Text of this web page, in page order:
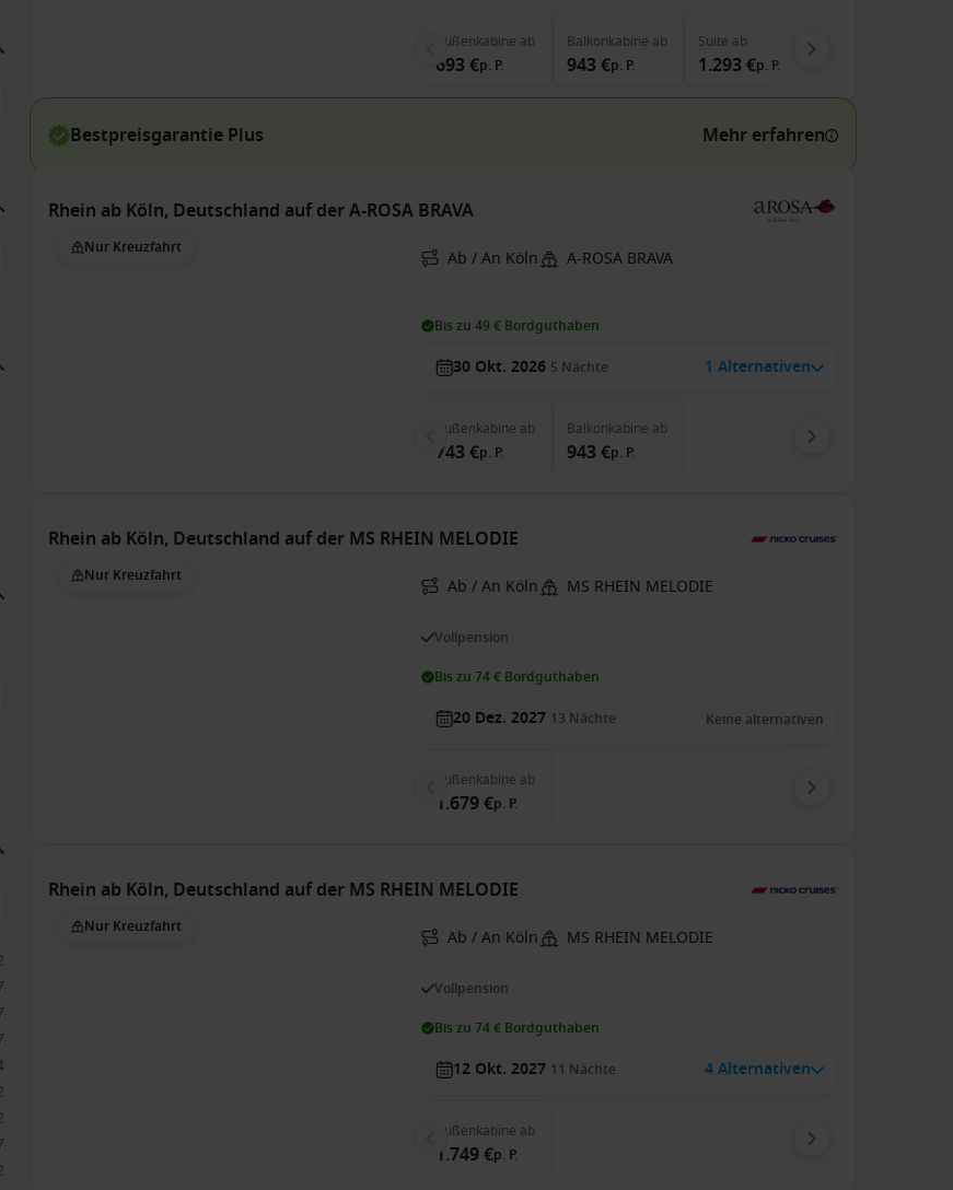
Außenkabine ab
693 €p. P.
Balkonkabine ab
943 €p. P.
Suite ab
1.293 €p. P.
Bestpreisgarantie Plus Mehr erfahren
Rhein ab Köln, Deutschland auf der A-ROSA BRAVA
Nur Kreuzfahrt Ab / An Köln A-ROSA BRAVA
Bis zu 49 € Bordguthaben
30 Okt. 2026 5 Nächte 1 Alternativen
Außenkabine ab
743 €p. P.
Balkonkabine ab
943 €p. P.
Rhein ab Köln, Deutschland auf der MS RHEIN MELODIE
Nur Kreuzfahrt Ab / An Köln MS RHEIN MELODIE
Vollpension
Bis zu 74 € Bordguthaben
20 Dez. 2027 13 Nächte Keine alternativen
Außenkabine ab
1.679 €p. P.
Rhein ab Köln, Deutschland auf der MS RHEIN MELODIE
Nur Kreuzfahrt Ab / An Köln MS RHEIN MELODIE
Vollpension
Bis zu 74 € Bordguthaben
12 Okt. 2027 11 Nächte 4 Alternativen
Außenkabine ab
1.749 €p. P.